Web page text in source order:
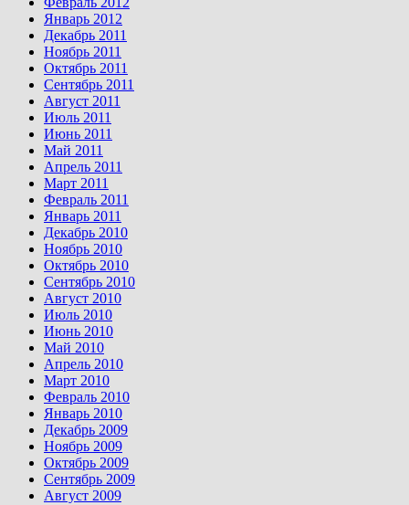
Январь 2012
Декабрь 2011
Ноябрь 2011
Октябрь 2011
Сентябрь 2011
Август 2011
Июль 2011
Июнь 2011
Май 2011
Апрель 2011
Март 2011
Февраль 2011
Январь 2011
Декабрь 2010
Ноябрь 2010
Октябрь 2010
Сентябрь 2010
Август 2010
Июль 2010
Июнь 2010
Май 2010
Апрель 2010
Март 2010
Февраль 2010
Январь 2010
Декабрь 2009
Ноябрь 2009
Октябрь 2009
Сентябрь 2009
Август 2009